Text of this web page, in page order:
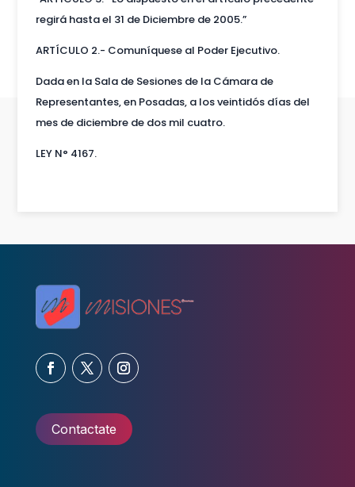
regirá hasta el 31 de Diciembre de 2005.”
ARTÍCULO 2.- Comuníquese al Poder Ejecutivo.
Dada en la Sala de Sesiones de la Cámara de
Representantes, en Posadas, a los veintidós días del
mes de diciembre de dos mil cuatro.
LEY N° 4167.
Contactate